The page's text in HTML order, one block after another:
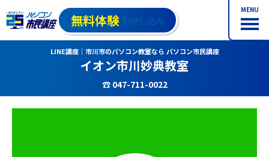
MENU
無料体験 お申し込み
LINE講座｜市川市のパソコン教室なら パソコン市民講座
イオン市川妙典教室
☎ 047-711-0022